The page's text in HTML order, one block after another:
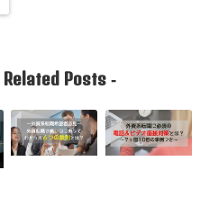
Related Posts-